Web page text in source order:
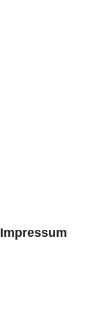
Impressum